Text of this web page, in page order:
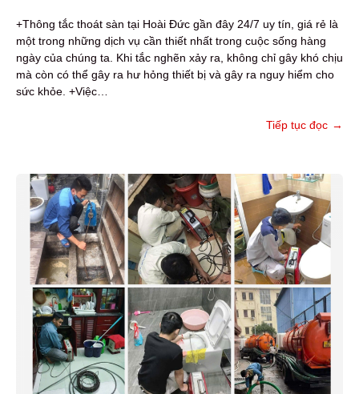
+Thông tắc thoát sàn tại Hoài Đức gần đây 24/7 uy tín, giá rẻ là
một trong những dịch vụ cần thiết nhất trong cuộc sống hàng
ngày của chúng ta. Khi tắc nghẽn xảy ra, không chỉ gây khó chịu
mà còn có thể gây ra hư hỏng thiết bị và gây ra nguy hiểm cho
sức khỏe. +Việc…
Tiếp tục đọc →